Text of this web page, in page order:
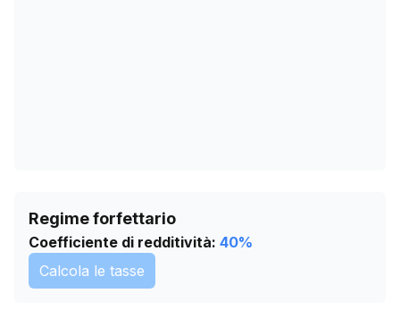
Regime forfettario
Coefficiente di redditività: 40%
Calcola le tasse